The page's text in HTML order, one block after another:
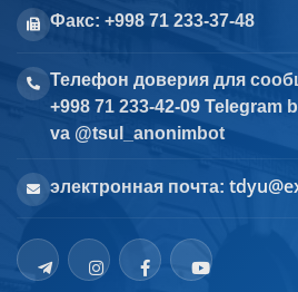
Факс: +998 71 233-37-48
Телефон доверия для
+998 71 233-42-09 Telegram
va @tsul_anonimbot
электронная почта: